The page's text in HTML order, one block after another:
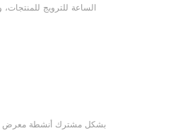
الساعة للترويج